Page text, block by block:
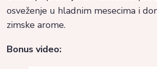
osveženje u hladnim mesecima i
zimske arome.
Bonus video: